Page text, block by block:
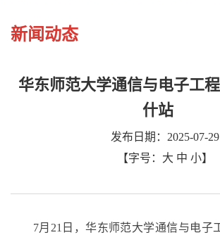
新闻动态
华东师范大学通信与电子工
什站
发布日期：2025-07-29
【字号： 大 中 小】
7月21日，华东师范大学通信与电子